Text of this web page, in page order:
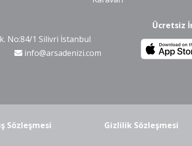
No:84/1 Silivri İstanbul
info@arsadenizi.com
Ücretsiz
Sözleşmesi Gizlilik Sözleşmesi